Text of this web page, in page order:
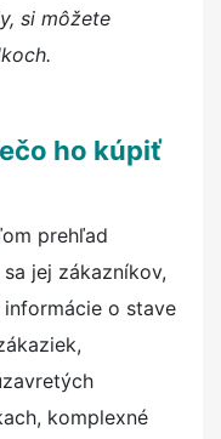
si môžete
ho kúpiť
prehľad
jej zákazníkov,
o stave
komplexné